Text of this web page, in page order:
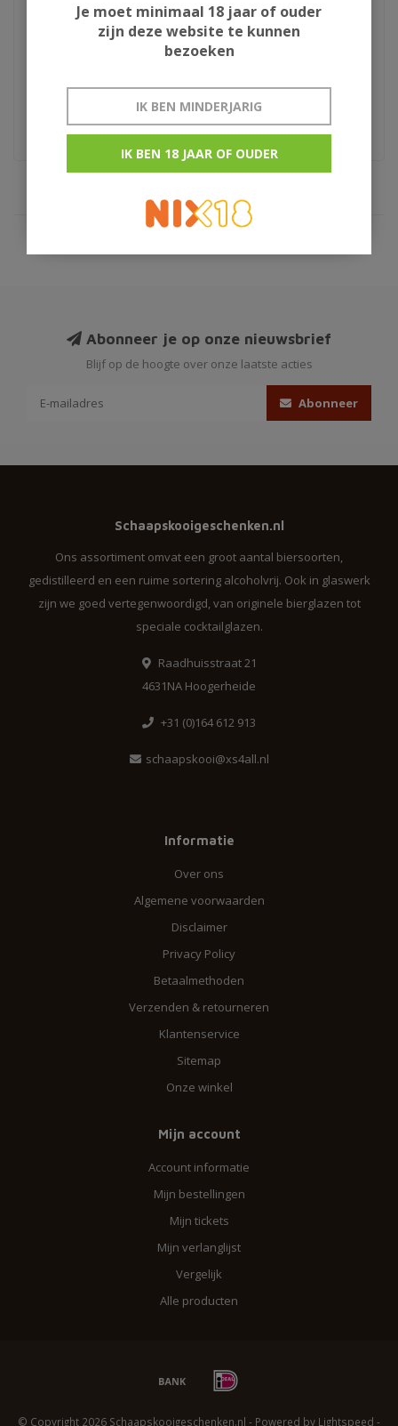
Jagermeister met
€44,95
Nobeltje
Geschenkverpakking
€20,95
Abonneer je op onze nieuwsbrief
Blijf op de hoogte over onze laatste acties
Abonneer
Schaapskooigeschenken.nl
Ons assortiment omvat een groot aantal biersoorten,
gedistilleerd en een ruime sortering alcoholvrij. Ook in glaswerk
zijn we goed vertegenwoordigd, van originele bierglazen tot
speciale cocktailglazen.
Raadhuisstraat 21
4631NA Hoogerheide
+31 (0)164 612 913
schaapskooi@xs4all.nl
Informatie
Over ons
Algemene voorwaarden
Disclaimer
Privacy Policy
Betaalmethoden
Verzenden & retourneren
Klantenservice
Sitemap
Onze winkel
Mijn account
Account informatie
Mijn bestellingen
Mijn tickets
Mijn verlanglijst
Vergelijk
Alle producten
© Copyright 2026 Schaapskooigeschenken.nl - Powered by Lightspeed -
Je moet minimaal 18 jaar of ouder
zijn deze website te kunnen
bezoeken
IK BEN MINDERJARIG
IK BEN 18 JAAR OF OUDER